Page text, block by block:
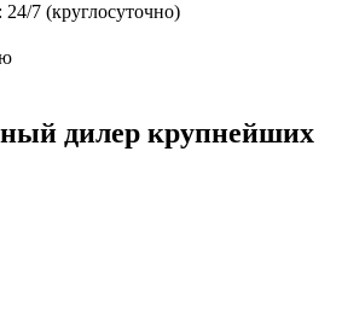
7 (круглосуточно)
дилер крупнейших